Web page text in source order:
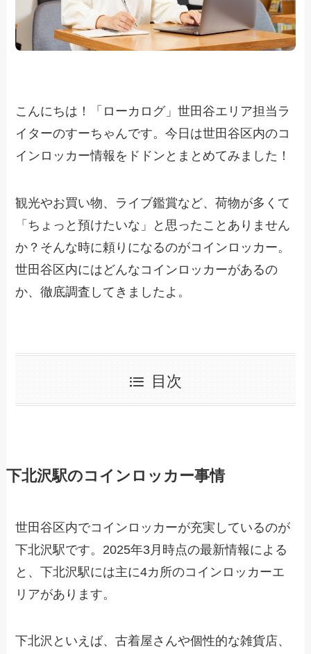
こんにちは！「ローカログ」世田谷エリア担当ラ
イターのすーちゃんです。今日は世田谷区内のコ
インロッカー情報をドドンとまとめてみました！
観光やお買い物、ライブ鑑賞など、荷物が多くて
「ちょっと預けたいな」と思ったことありません
か？そんな時に頼りになるのがコインロッカー。
世田谷区内にはどんなコインロッカーがあるの
か、徹底調査してきましたよ。
目次
下北沢駅のコインロッカー事情
世田谷区内でコインロッカーが充実しているのが
下北沢駅です。2025年3月時点の最新情報による
と、下北沢駅には主に4カ所のコインロッカーエ
リアがあります。
下北沢といえば、古着屋さんや個性的な雑貨店、